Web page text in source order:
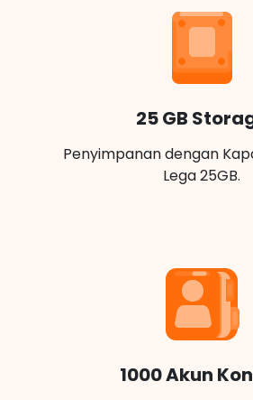
25 GB
Penyimpanan dengan
Lega 25GB.
1000 Akun